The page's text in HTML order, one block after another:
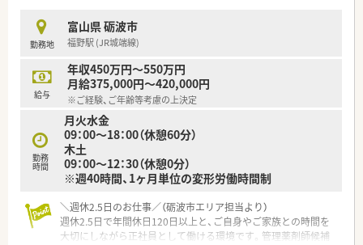
勤務地
富山県 砺波市
福野駅 (JR城端線)
給与
年収450万円～550万円
月給375,000円～420,000円
※ご経験、ご年齢等考慮の上決定
勤務
時間
月火水金
09：00～18：00（休憩60分）
木土
09：00～12：30（休憩0分）
※週40時間、1ヶ月単位の変形労働時間制
＼週休2.5日のお仕事／（砺波市エリア担当より）
週休2.5日で年間休日120日以上と、ご自身やご家族との時間を
大切にしながら正社員として働ける環境です。管理薬剤師候補